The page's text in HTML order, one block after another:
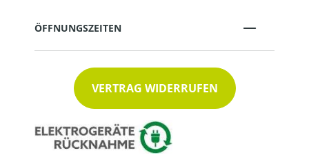
ÖFFNUNGSZEITEN
VERTRAG WIDERRUFEN